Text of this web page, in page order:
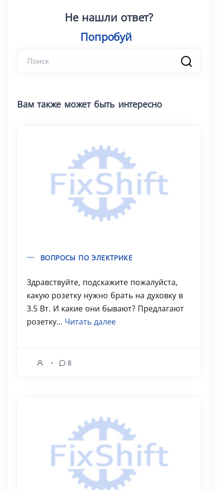
Не нашли ответ?
Попробуйте по
Вам также может быть интересно
ВОПРОСЫ ПО ЭЛЕКТРИКЕ
Здравствуйте, подскажите пожалуйста,
какую розетку нужно брать на духовку в
3.5 Вт. И какие они бывают? Предлагают
розетку... Читать далее
8